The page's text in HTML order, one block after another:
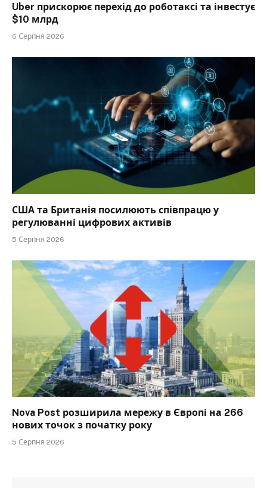
Uber прискорює перехід до роботаксі та інвестує
$10 млрд
6 Серпня 2026
США та Британія посилюють співпрацю у
регулюванні цифрових активів
5 Серпня 2026
Nova Post розширила мережу в Європі на 266
нових точок з початку року
5 Серпня 2026